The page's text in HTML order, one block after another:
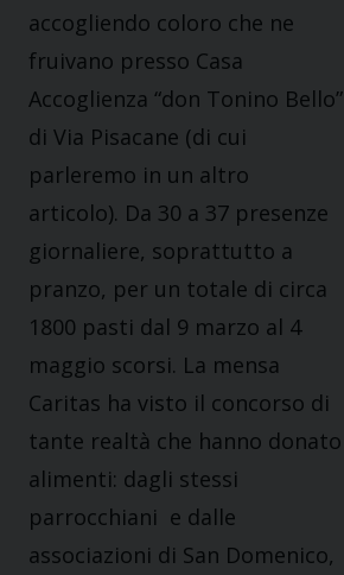
accogliendo coloro che ne
fruivano presso Casa
Accoglienza “don Tonino Bello”
di Via Pisacane (di cui
parleremo in un altro
articolo). Da 30 a 37 presenze
giornaliere, soprattutto a
pranzo, per un totale di circa
1800 pasti dal 9 marzo al 4
maggio scorsi. La mensa
Caritas ha visto il concorso di
tante realtà che hanno donato
alimenti: dagli stessi
parrocchiani e dalle
associazioni di San Domenico,